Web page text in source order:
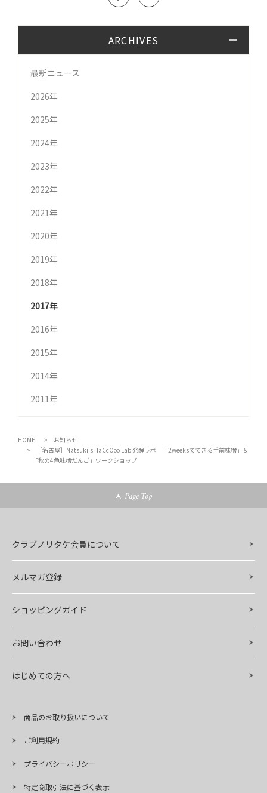
ARCHIVES
最新ニュース
2026年
2025年
2024年
2023年
2022年
2021年
2020年
2019年
2018年
2017年
2016年
2015年
2014年
2011年
HOME
お知らせ
［名古屋］Natsuki's HaCcOoo Lab 発酵ラボ 「2weeksでできる手前味噌」＆
「秋の4色味噌だんご」ワークショップ
Page Top
クラブノリタケ会員について
メルマガ登録
ショッピングガイド
お問い合わせ
はじめての方へ
商品のお取り扱いについて
ご利用規約
プライバシーポリシー
特定商取引法に基づく表示